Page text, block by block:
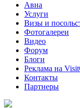
Авиа
Услуги
Визы и
Фотогалереи
Видео
Форум
Блоги
Реклама на
Контакты
Партнеры